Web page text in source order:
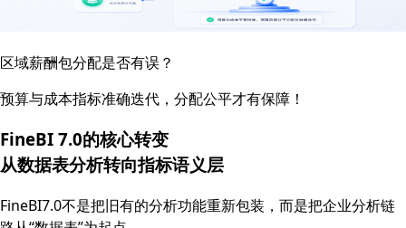
区域薪酬包分配是否有误？
预算与成本指标准确迭代，分配公平才有保障！
FineBI 7.0的核心转变
从数据表分析转向指标语义层
FineBI7.0不是把旧有的分析功能重新包装，而是把企业分析链